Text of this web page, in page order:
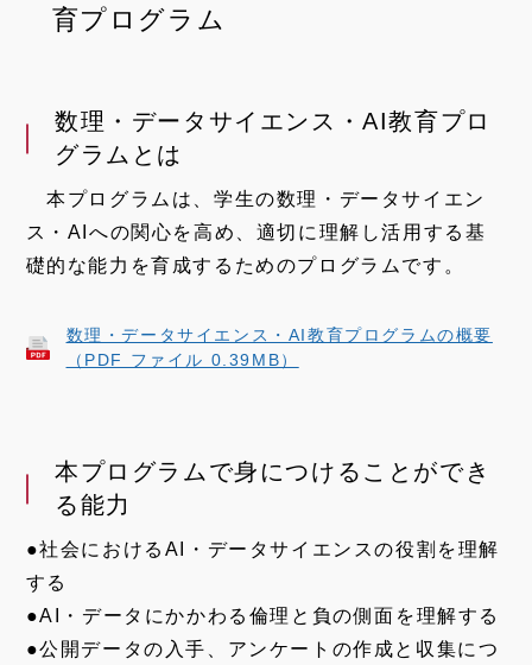
育プログラム
数理・データサイエンス・AI教育プロ
グラムとは
本プログラムは、学生の数理・データサイエン
ス・AIへの関心を高め、適切に理解し活用する基
礎的な能力を育成するためのプログラムです。
数理・データサイエンス・AI教育プログラムの概要
（PDF ファイル 0.39MB）
本プログラムで身につけることができ
る能力
●社会におけるAI・データサイエンスの役割を理解
する​
●AI・データにかかわる倫理と負の側面を理解する​
●公開データの入手、アンケートの作成と収集につ